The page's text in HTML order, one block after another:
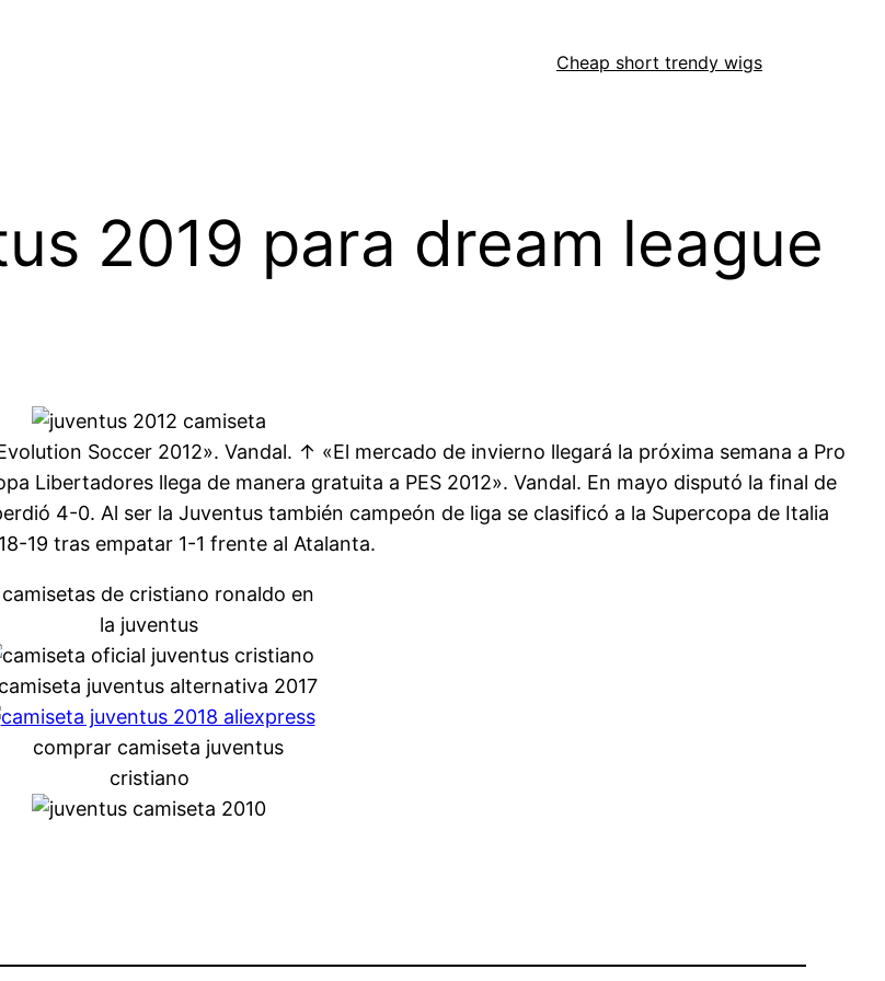
Cheap short trendy wigs
2019 para dream league
Soccer 2012». Vandal. ↑ «El mercado de invierno llegará la próxima semana a Pro
Libertadores llega de manera gratuita a PES 2012». Vandal. En mayo disputó la final de
4-0. Al ser la Juventus también campeón de liga se clasificó a la Supercopa de Italia
19 tras empatar 1-1 frente al Atalanta.